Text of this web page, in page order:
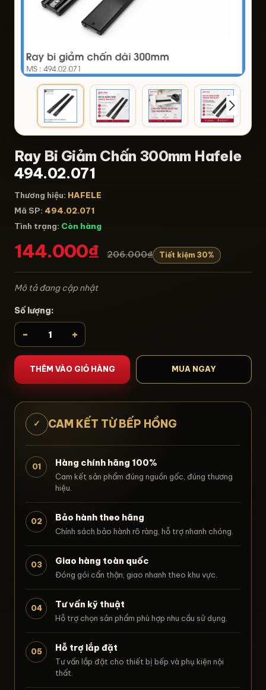
Ray Bi Giảm Chấn 300mm Hafele
494.02.071
Thương hiệu: HAFELE
Mã SP: 494.02.071
Tình trạng: Còn hàng
144.000₫ 206.000₫ Tiết kiệm 30%
Mô tả đang cập nhật
Số lượng:
- +
THÊM VÀO GIỎ HÀNG MUA NGAY
✓ CAM KẾT TỪ BẾP HỒNG
01 Hàng chính hãng 100%
Cam kết sản phẩm đúng nguồn gốc, đúng thương
hiệu.
02 Bảo hành theo hãng
Chính sách bảo hành rõ ràng, hỗ trợ nhanh chóng.
03 Giao hàng toàn quốc
Đóng gói cẩn thận, giao nhanh theo khu vực.
04 Tư vấn kỹ thuật
Hỗ trợ chọn sản phẩm phù hợp nhu cầu sử dụng.
05 Hỗ trợ lắp đặt
Tư vấn lắp đặt cho thiết bị bếp và phụ kiện nội
thất.